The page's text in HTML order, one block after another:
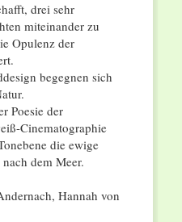
drei sehr
miteinander zu
Opulenz der
begegnen sich
Poesie der
Cinematographie
die ewige
dem Meer.
Hannah von